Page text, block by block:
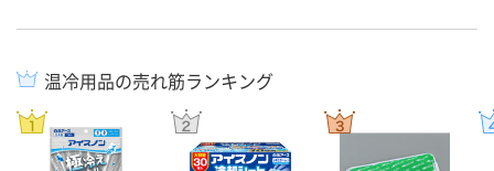
温冷用品の売れ筋ランキング